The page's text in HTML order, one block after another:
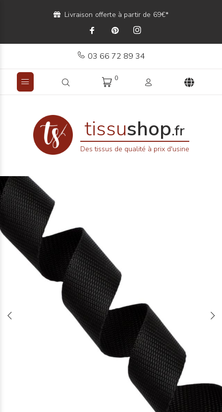
Livraison offerte à partir de 69€*
03 66 72 89 34
0
tissushop.fr
Des tissus de qualité à prix d'usine